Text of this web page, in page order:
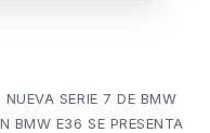
NUEVA SERIE 7 DE BMW
BMW E36 SE PRESENTA